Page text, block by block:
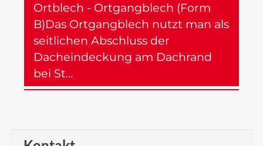
Ortblech - Ortgangblech (Form
B)Das Ortgangblech nutzt man als
seitlichen Abschluss der
Dacheindeckung am Dachrand
bei St…